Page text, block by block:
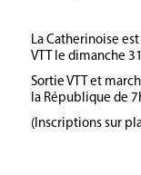
La Catherinoise
VTT le dimanche
Sortie VTT et
la République de
(Inscriptions sur